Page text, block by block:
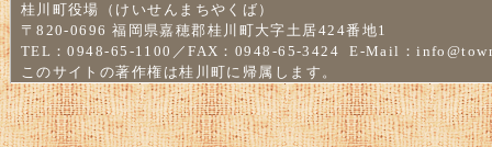
桂川町役場（けいせんまちやくば）
〒820-0696 福岡県嘉穂郡桂川町大字土居424番地1
TEL：0948-65-1100／FAX：0948-65-3424 E-Mail：
このサイトの著作権は桂川町に帰属します。